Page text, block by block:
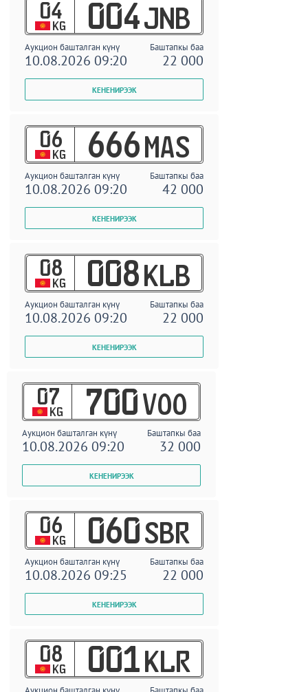
04
KG 004 JNB
Аукцион башталган күнү Баштапкы баа
10.08.2026 09:20 22 000
06
KG 666 MAS
Аукцион башталган күнү Баштапкы баа
10.08.2026 09:20 42 000
08
KG 008 KLB
Аукцион башталган күнү Баштапкы баа
10.08.2026 09:20 22 000
07
KG 700 VOO
Аукцион башталган күнү Баштапкы баа
10.08.2026 09:20 32 000
06
KG 060 SBR
Аукцион башталган күнү Баштапкы баа
10.08.2026 09:25 22 000
08
KG 001 KLR